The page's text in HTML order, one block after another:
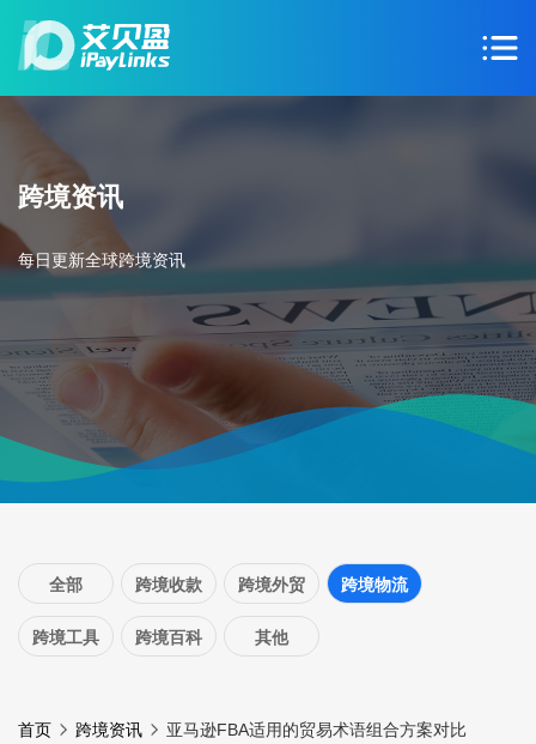
跨境资讯
每日更新全球跨境资讯
全部 跨境收款 跨境外贸 跨境物流
跨境工具 跨境百科 其他
首页 跨境资讯 亚马逊FBA适用的贸易术语组合方案对比